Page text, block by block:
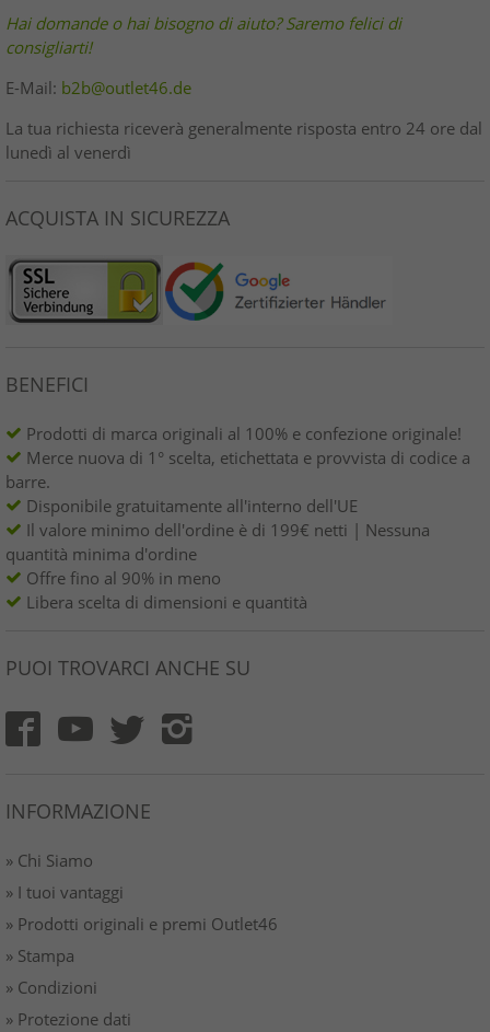
Hai domande o hai bisogno di aiuto? Saremo felici di
consigliarti!
E-Mail: b2b@outlet46.de
La tua richiesta riceverà generalmente risposta entro 24 ore dal
lunedì al venerdì
ACQUISTA IN SICUREZZA
BENEFICI
Prodotti di marca originali al 100% e confezione originale!
Merce nuova di 1° scelta, etichettata e provvista di codice a
barre.
Disponibile gratuitamente all'interno dell'UE
Il valore minimo dell'ordine è di 199€ netti | Nessuna
quantità minima d'ordine
Offre fino al 90% in meno
Libera scelta di dimensioni e quantità
PUOI TROVARCI ANCHE SU
INFORMAZIONE
» Chi Siamo
» I tuoi vantaggi
» Prodotti originali e premi Outlet46
» Stampa
» Condizioni
» Protezione dati